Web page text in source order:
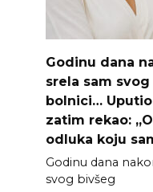
Godinu dana
srela sam
bolnici…
zatim rekao:
odluka koju
Godinu dana
svog bivšeg